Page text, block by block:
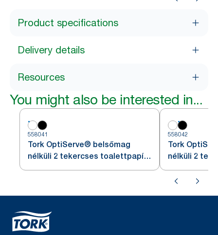
Product specifications
Delivery details
Resources
You might also be interested in...
558041
Tork OptiServe® belsőmag
nélküli 2 tekercses toalettpapír-
adagoló
558042
Tork
nélküli 2
adagoló